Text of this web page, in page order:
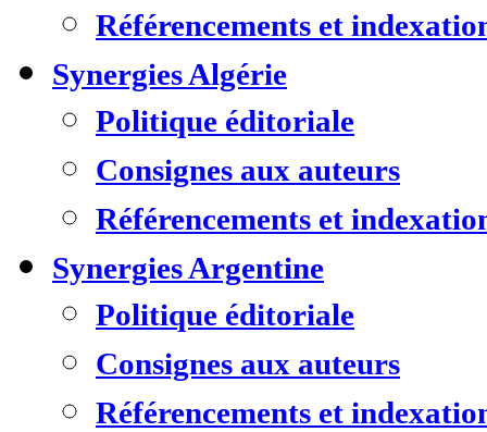
Référencements et
Synergies Algérie
Politique éditoriale
Consignes aux auteurs
Référencements et
Synergies Argentine
Politique éditoriale
Consignes aux auteurs
Référencements et